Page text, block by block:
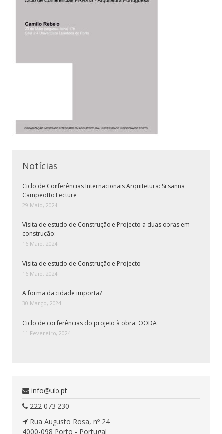
Notícias
Ciclo de Conferências Internacionais Arquitetura: Susanna
Campeotto Lecture
29 Maio, 2024
Visita de estudo de Construção e Projecto a duas obras em
construção:
16 Maio, 2024
Visita de estudo de Construção e Projecto
16 Maio, 2024
A forma da cidade importa?
30 Março, 2024
Ciclo de conferências do projeto à obra: OODA
11 Fevereiro, 2024
info@ulp.pt
222 073 230
Rua Augusto Rosa, nº 24
4000-098 Porto - Portugal